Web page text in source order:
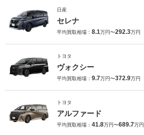
日産
セレナ
平均買取相場： 8.1万円〜292.3万円
トヨタ
ヴォクシー
平均買取相場： 9.7万円〜372.9万円
トヨタ
アルファード
平均買取相場： 41.8万円〜689.7万円